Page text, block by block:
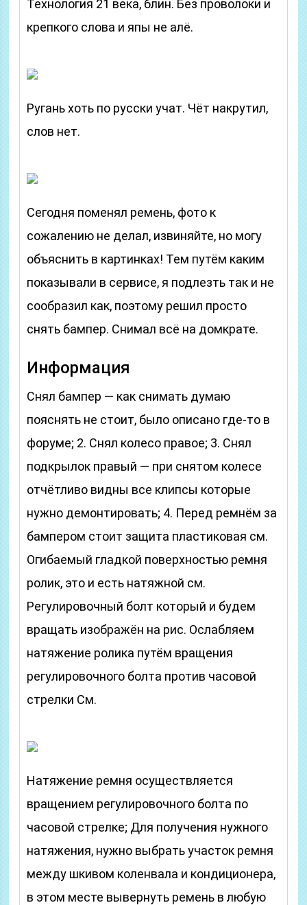
Технология 21 века, блин. Без проволоки и
крепкого слова и япы не алё.
Ругань хоть по русски учат. Чёт накрутил,
слов нет.
Сегодня поменял ремень, фото к
сожалению не делал, извиняйте, но могу
объяснить в картинках! Тем путём каким
показывали в сервисе, я подлезть так и не
сообразил как, поэтому решил просто
снять бампер. Снимал всё на домкрате.
Информация
Снял бампер — как снимать думаю
пояснять не стоит, было описано где-то в
форуме; 2. Снял колесо правое; 3. Снял
подкрылок правый — при снятом колесе
отчётливо видны все клипсы которые
нужно демонтировать; 4. Перед ремнём за
бампером стоит защита пластиковая см.
Огибаемый гладкой поверхностью ремня
ролик, это и есть натяжной см.
Регулировочный болт который и будем
вращать изображён на рис. Ослабляем
натяжение ролика путём вращения
регулировочного болта против часовой
стрелки См.
Натяжение ремня осуществляется
вращением регулировочного болта по
часовой стрелке; Для получения нужного
натяжения, нужно выбрать участок ремня
между шкивом коленвала и кондиционера,
в этом месте вывернуть ремень в любую